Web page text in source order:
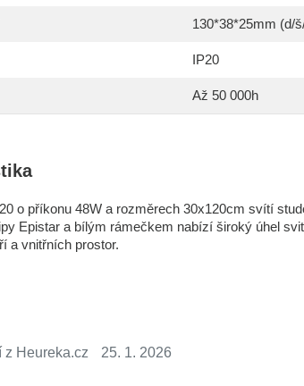
130*38*25mm (d/
IP20
Až 50 000h
o příkonu 48W a rozměrech 30x120cm svítí
Epistar a bílým rámečkem nabízí široký úhel
a vnitřních prostor.
z Heureka.cz 25. 1. 2026